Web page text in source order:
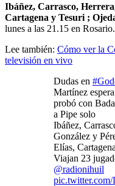
Ibáñez, Carrasco,
Cartagena y Tesuri ;
lunes a las 21.15 en Rosario.
Lee también: Cómo ver la
televisión en vivo
Dudas en
Martínez
probó con
a Pipe solo
Ibáñez,
González y
Elías,
Viajan 23
@radionihuil